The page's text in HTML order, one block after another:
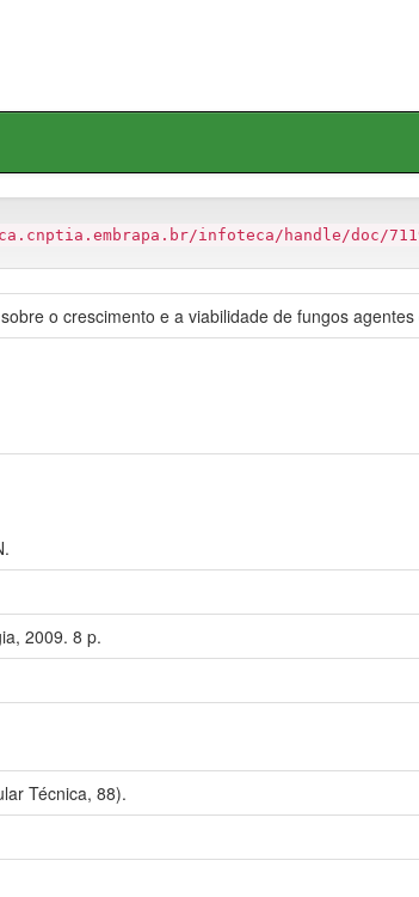
infoteca/handle/doc/
o crescimento e a viabilidade de fungos
2009. 8 p.
Técnica, 88).